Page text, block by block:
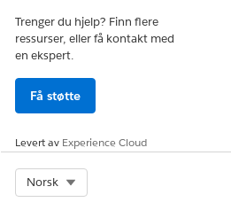
Trenger du hjelp? Finn flere
ressurser, eller få kontakt med
en ekspert.
Få støtte
Levert av Experience Cloud
Norsk